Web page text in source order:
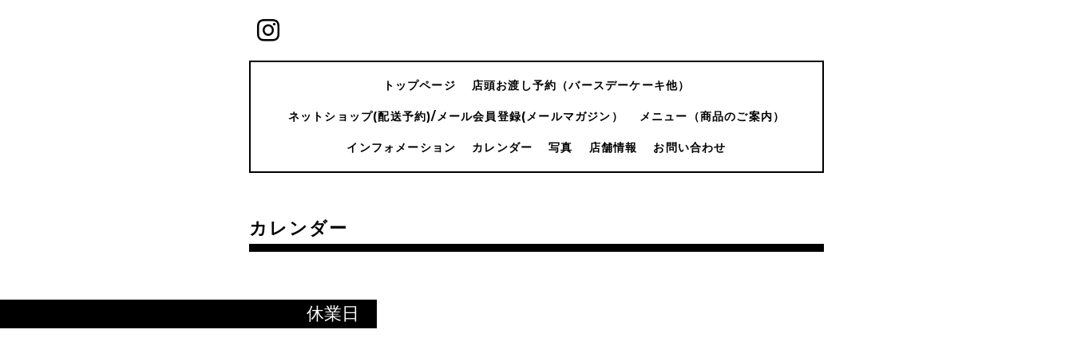
トップページ 店頭お渡し予約（バースデーケーキ他）
ネットショップ(配送予約)/メール会員登録(メールマガジン） メニュー（商品のご案内）
インフォメーション カレンダー 写真 店舗情報 お問い合わせ
カレンダー
休業日